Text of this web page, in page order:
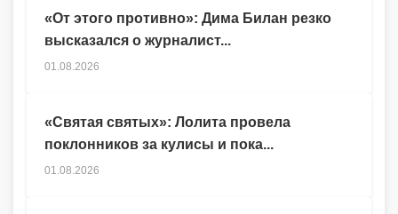
«От этого противно»: Дима Билан резко
высказался о журналист...
01.08.2026
«Святая святых»: Лолита провела
поклонников за кулисы и пока...
01.08.2026